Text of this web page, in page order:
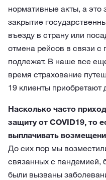
нормативные акты, а это
закрытие
въезду в страну или
отмена рейсов в связи
подлежат. В наше все
время страхование
19 клиенты приобретают
Насколько часто
защиту от COVID19, то
выплачивать
До сих пор мы
связанных с пандемией,
были вызваны